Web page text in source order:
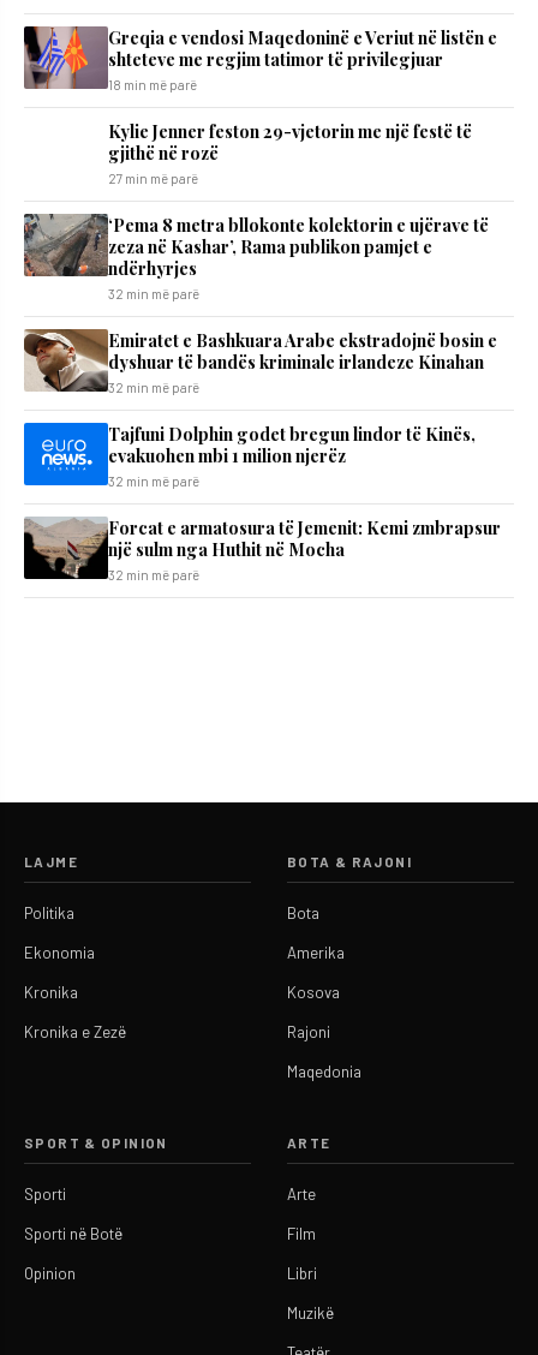
Greqia e vendosi Maqedoninë e Veriut në listën e
shteteve me regjim tatimor të privilegjuar
18 min më parë
Kylie Jenner feston 29-vjetorin me një festë të
gjithë në rozë
27 min më parë
‘Pema 8 metra bllokonte kolektorin e ujërave të
zeza në Kashar’, Rama publikon pamjet e
ndërhyrjes
32 min më parë
Emiratet e Bashkuara Arabe ekstradojnë bosin e
dyshuar të bandës kriminale irlandeze Kinahan
32 min më parë
Tajfuni Dolphin godet bregun lindor të Kinës,
evakuohen mbi 1 milion njerëz
32 min më parë
Forcat e armatosura të Jemenit: Kemi zmbrapsur
një sulm nga Huthit në Mocha
32 min më parë
LAJME
Politika
Ekonomia
Kronika
Kronika e Zezë
BOTA & RAJONI
Bota
Amerika
Kosova
Rajoni
Maqedonia
SPORT & OPINION
Sporti
Sporti në Botë
Opinion
ARTE
Arte
Film
Libri
Muzikë